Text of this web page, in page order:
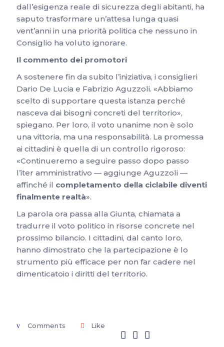
dall’esigenza reale di sicurezza degli abitanti, ha
saputo trasformare un’attesa lunga quasi
vent’anni in una priorità politica che nessuno in
Consiglio ha voluto ignorare.
Il commento dei promotori
A sostenere fin da subito l’iniziativa, i consiglieri
Dario De Lucia e Fabrizio Aguzzoli. «Abbiamo
scelto di supportare questa istanza perché
nasceva dai bisogni concreti del territorio»,
spiegano. Per loro, il voto unanime non è solo
una vittoria, ma una responsabilità. La promessa
ai cittadini è quella di un controllo rigoroso:
«Continueremo a seguire passo dopo passo
l’iter amministrativo — aggiunge Aguzzoli —
affinché il completamento della ciclabile diventi
finalmente realtà».
La parola ora passa alla Giunta, chiamata a
tradurre il voto politico in risorse concrete nel
prossimo bilancio. I cittadini, dal canto loro,
hanno dimostrato che la partecipazione è lo
strumento più efficace per non far cadere nel
dimenticatoio i diritti del territorio.
Comments Like